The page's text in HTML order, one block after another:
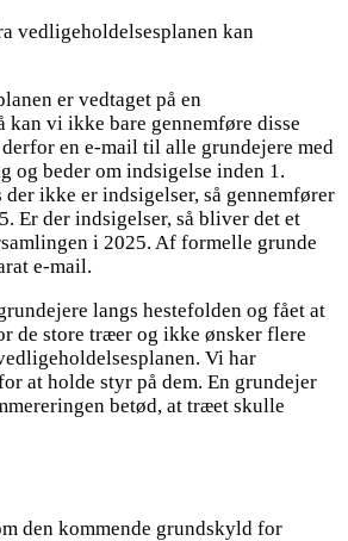
vedligeholdelsesplanen kan
er vedtaget på en
kan vi ikke bare gennemføre disse
en e-mail til alle grundejere med
og beder om indsigelse inden 1.
ikke er indsigelser, så gennemfører
Er der indsigelser, så bliver det et
i 2025. Af formelle grunde
e-mail.
langs hestefolden og fået at
de store træer og ikke ønsker flere
Vi har
at holde styr på dem. En grundejer
betød, at træet skulle
den kommende grundskyld for